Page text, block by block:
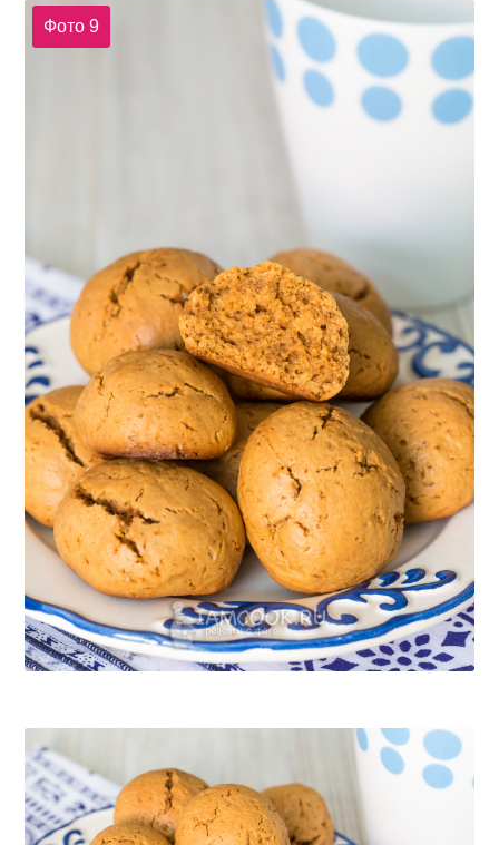
Фото 9